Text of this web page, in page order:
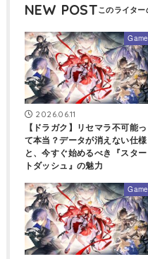
NEW POST
Game
2026.06.11
【ドラガク】リセマラ不可能っ
て本当？データが消えない仕様
と、今すぐ始めるべき『スター
トダッシュ』の魅力
Game